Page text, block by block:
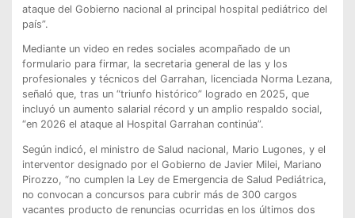
ataque del Gobierno nacional al principal hospital pediátrico del
país”.
Mediante un video en redes sociales acompañado de un
formulario para firmar, la secretaria general de las y los
profesionales y técnicos del Garrahan, licenciada Norma Lezana,
señaló que, tras un “triunfo histórico” logrado en 2025, que
incluyó un aumento salarial récord y un amplio respaldo social,
“en 2026 el ataque al Hospital Garrahan continúa”.
Según indicó, el ministro de Salud nacional, Mario Lugones, y el
interventor designado por el Gobierno de Javier Milei, Mariano
Pirozzo, “no cumplen la Ley de Emergencia de Salud Pediátrica,
no convocan a concursos para cubrir más de 300 cargos
vacantes producto de renuncias ocurridas en los últimos dos